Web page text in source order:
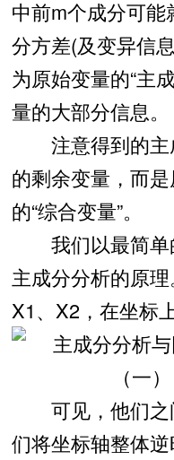
中前m个成分可
分方差(及变异信
为原始变量的“主
量的大部分信息。
注意得到的主
的剩余变量，而
的“综合变量”。
我们以最简单
主成分分析的原
X1、X2，在坐标
可见，他们之
们将坐标轴整体